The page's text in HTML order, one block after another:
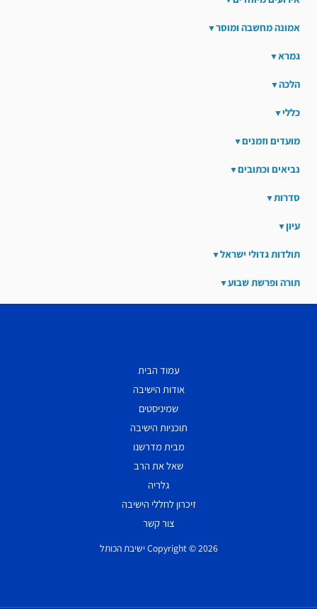
אמונה מחשבה ומוסר
גמרא
הלכה
כללי
מועדים וזמנים
נביאים וכתובים
סדרות
עיון
תולדות גדולי ישראל
תורה ופרשת שבוע
עמוד הבית
אודות הישיבה
שמיניסטים
תוכניות הישיבה
מבית מדרשנו
שאל את הרב
גלריה
זיכרון לחללי הישיבה
צור קשר
Copyright © 2026 ישיבת הכותל